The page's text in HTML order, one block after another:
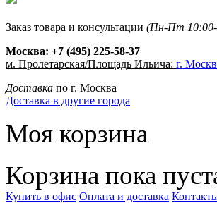
Заказ товара и консультации (Пн-Пт 10:00-
Москва: +7 (495) 225-58-37
м. Пролетарская/Площадь Ильича: г.
Доставка по г. Москва
Доставка в другие города
Моя корзина
Корзина пока
Купить в офис Оплата и доставка